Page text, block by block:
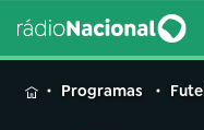
MENUProgramas